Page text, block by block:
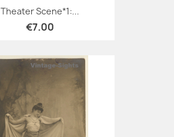
Theater Scene*1:...
€7.00